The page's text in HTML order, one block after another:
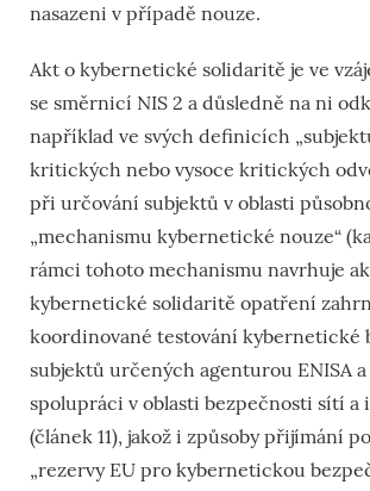
nasazeni v případě nouze.
Akt o kybernetické solidaritě je ve
se směrnicí NIS 2 a důsledně na ni
například ve svých definicích
kritických nebo vysoce kritických
při určování subjektů v oblasti
„mechanismu kybernetické nouze“
rámci tohoto mechanismu navrhuje
kybernetické solidaritě opatření
koordinované testování kybernetické
subjektů určených agenturou ENISA
spolupráci v oblasti bezpečnosti sítí a
(článek 11), jakož i způsoby přijímání
„rezervy EU pro kybernetickou